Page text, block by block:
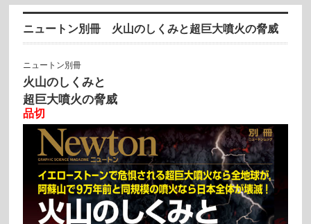
ニュートン別冊 火山のしくみと超巨大噴火の脅威
ニュートン別冊
火山のしくみと
超巨大噴火の脅威
品切